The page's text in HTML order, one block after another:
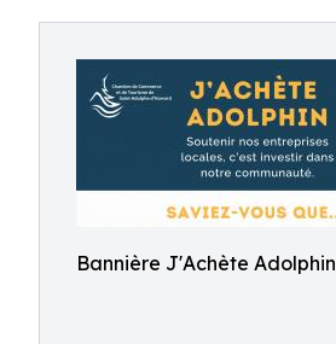
Bannière J'Achète Adolphin